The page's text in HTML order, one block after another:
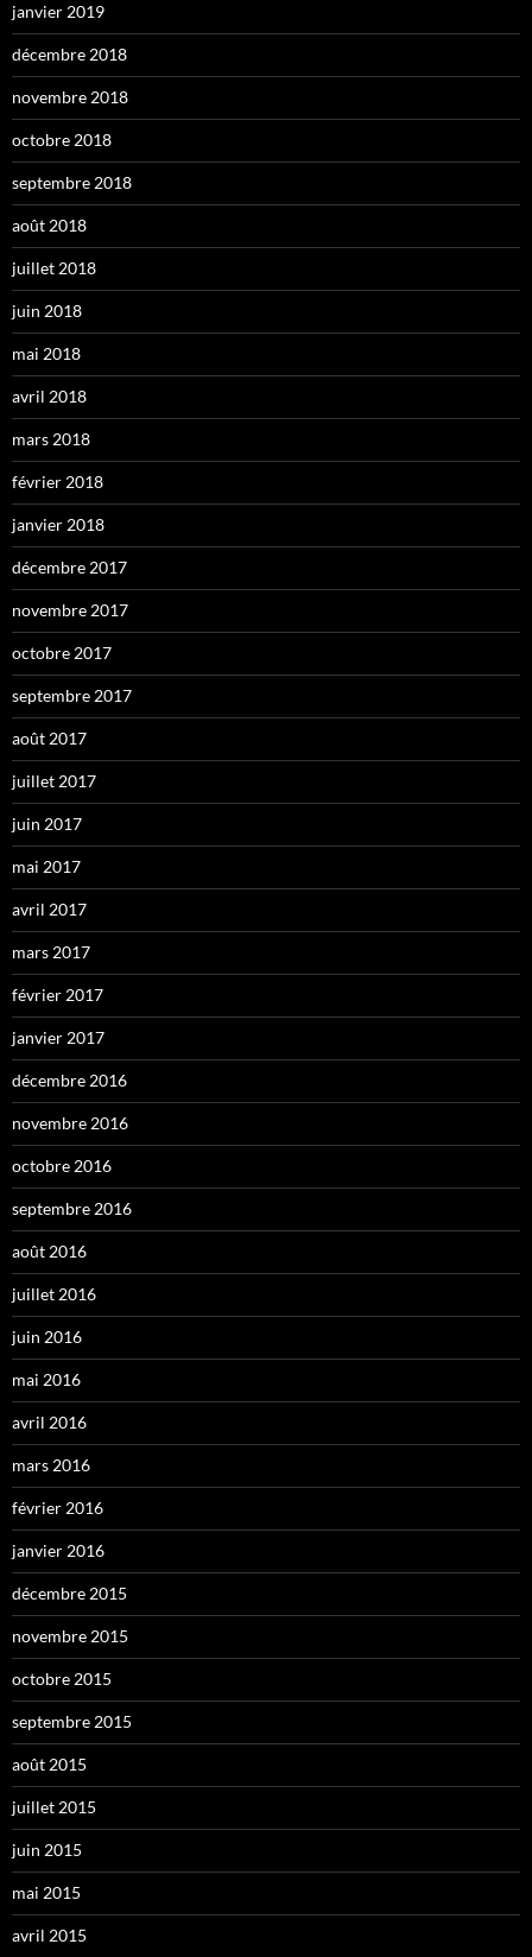
janvier 2019
décembre 2018
novembre 2018
octobre 2018
septembre 2018
août 2018
juillet 2018
juin 2018
mai 2018
avril 2018
mars 2018
février 2018
janvier 2018
décembre 2017
novembre 2017
octobre 2017
septembre 2017
août 2017
juillet 2017
juin 2017
mai 2017
avril 2017
mars 2017
février 2017
janvier 2017
décembre 2016
novembre 2016
octobre 2016
septembre 2016
août 2016
juillet 2016
juin 2016
mai 2016
avril 2016
mars 2016
février 2016
janvier 2016
décembre 2015
novembre 2015
octobre 2015
septembre 2015
août 2015
juillet 2015
juin 2015
mai 2015
avril 2015